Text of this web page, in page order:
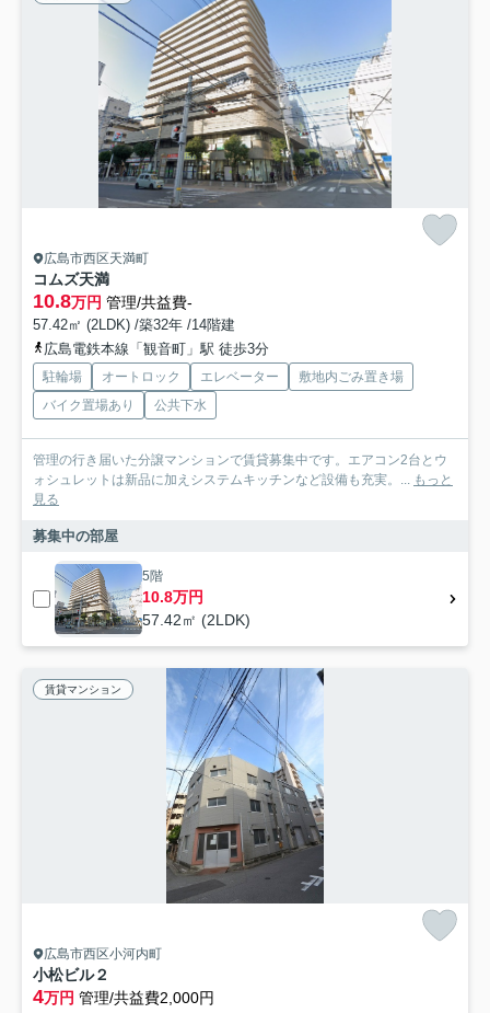
広島市西区天満町
コムズ天満
10.8万円 管理/共益費-
57.42㎡ (2LDK) /築32年 /14階建
広島電鉄本線「観音町」駅 徒歩3分
駐輪場 オートロック エレベーター
敷地内ごみ置き場
バイク置場あり
公共下水
管理の行き届いた分譲マンションで賃貸募集中です。エアコン2台とウ
ォシュレットは新品に加えシステムキッチンなど設備も充実。... もっと
見る
募集中の部屋
5階
10.8万円
57.42㎡ (2LDK)
賃貸マンション
広島市西区小河内町
小松ビル２
4万円 管理/共益費2,000円